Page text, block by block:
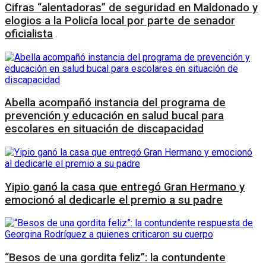
Cifras “alentadoras” de seguridad en Maldonado y
elogios a la Policía local por parte de senador
oficialista
Abella acompañó instancia del programa de
prevención y educación en salud bucal para
escolares en situación de discapacidad
Yipio ganó la casa que entregó Gran Hermano y
emocionó al dedicarle el premio a su padre
“Besos de una gordita feliz”: la contundente